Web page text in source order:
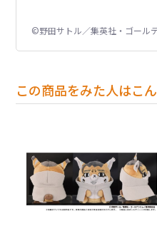
©野田サトル／集英社・ゴール
この商品をみた人はこ